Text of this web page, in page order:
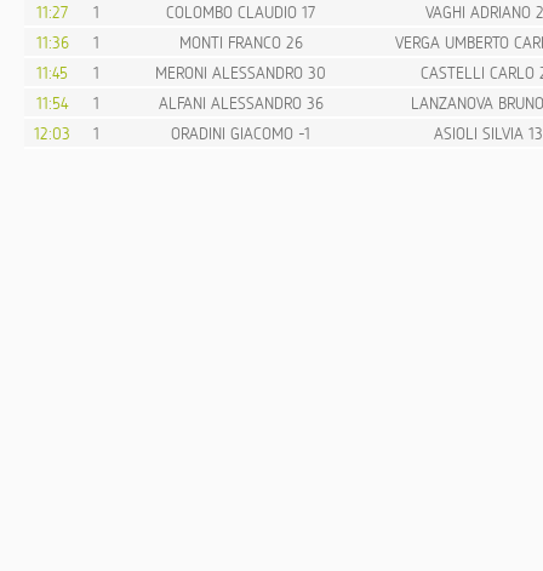
11:27
1 COLOMBO CLAUDIO 17
VAGHI ADRIANO
11:36
1 MONTI FRANCO 26
VERGA UMBERTO
11:45
1 MERONI ALESSANDRO 30
CASTELLI CARLO
11:54
1 ALFANI ALESSANDRO 36
LANZANOVA
12:03
1 ORADINI GIACOMO -1 ASIOLI SILVIA 13